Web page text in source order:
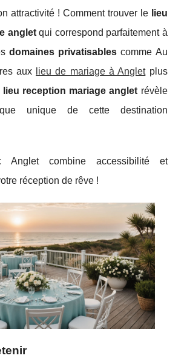
attractivité ! Comment trouver le lieu
angletqui correspond parfaitement à
domaines privatisables comme Au
aux
lieu de mariage à Angletplus
lieu reception mariage anglet révèle
unique de cette destination
Anglet combine accessibilité et
réception de rêve !